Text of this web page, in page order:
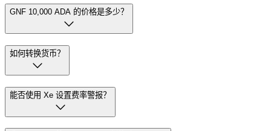
GNF 10,000 ADA 的价格是多少？
如何转换货币？
能否使用 Xe 设置费率警报？